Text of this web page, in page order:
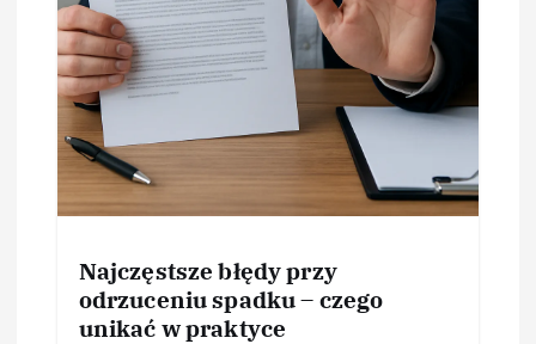
Najczęstsze błędy przy
odrzuceniu spadku – czego
unikać w praktyce